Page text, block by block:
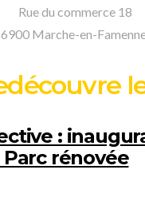
Rue du commerce 18
6900 Marche-en-
:
rénovée